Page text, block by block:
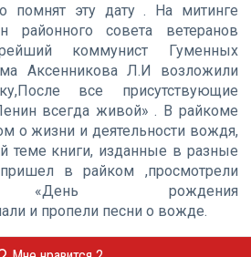
помнят эту дату . На митинге
районного совета ветеранов
коммунист Гуменных
Аксенникова Л.И возложили
все присутствующие
всегда живой» . В райкоме
о жизни и деятельности вождя,
теме книги, изданные в разные
в райком ,просмотрели
«День рождения
и пропели песни о вожде.